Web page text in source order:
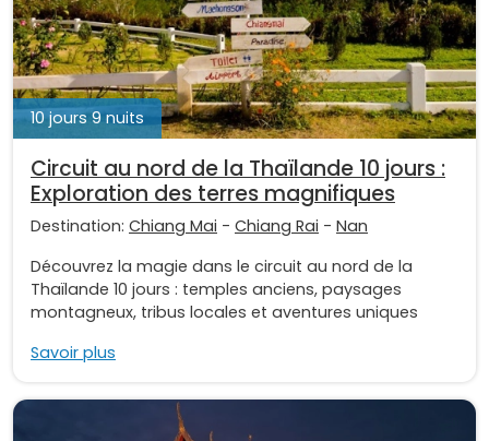
10 jours 9 nuits
Circuit au nord de la Thaïlande 10 jours :
Exploration des terres magnifiques
Destination: Chiang Mai - Chiang Rai - Nan
Découvrez la magie dans le circuit au nord de la
Thaïlande 10 jours : temples anciens, paysages
montagneux, tribus locales et aventures uniques
Savoir plus